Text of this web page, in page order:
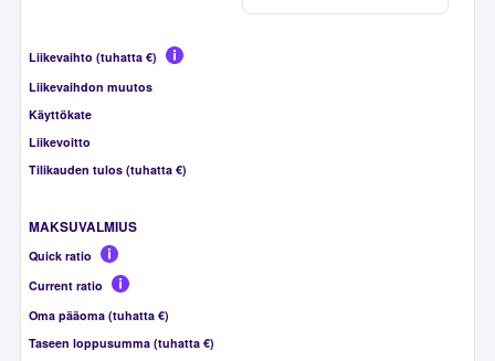
Liikevaihto (tuhatta €)
Liikevaihdon muutos
Käyttökate
Liikevoitto
Tilikauden tulos (tuhatta €)
MAKSUVALMIUS
Quick ratio
Current ratio
Oma pääoma (tuhatta €)
Taseen loppusumma (tuhatta €)